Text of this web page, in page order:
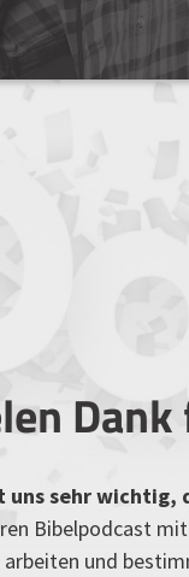
uns sehr wichtig,
Bibelpodcast
und